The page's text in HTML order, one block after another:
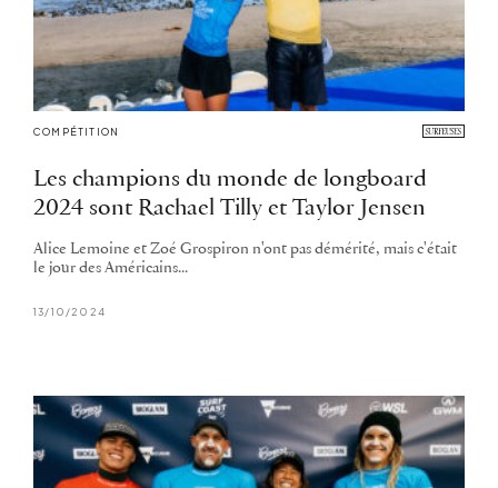
COMPÉTITION
Les champions du monde de longboard
2024 sont Rachael Tilly et Taylor Jensen
Alice Lemoine et Zoé Grospiron n'ont pas démérité, mais c'était
le jour des Américains...
13/10/2024